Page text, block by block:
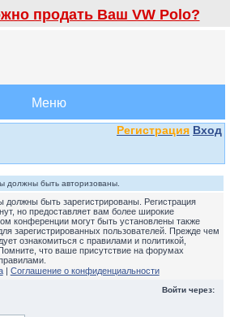
продать Ваш VW Polo?
Меню
Регистрация Вход
должны быть авторизованы.
быть зарегистрированы. Регистрация
но предоставляет вам более широкие
конференции могут быть установлены также
зарегистрированных пользователей. Прежде чем
ознакомиться с правилами и политикой,
что ваше присутствие на форумах
| Соглашение о конфиденциальности
Войти через: